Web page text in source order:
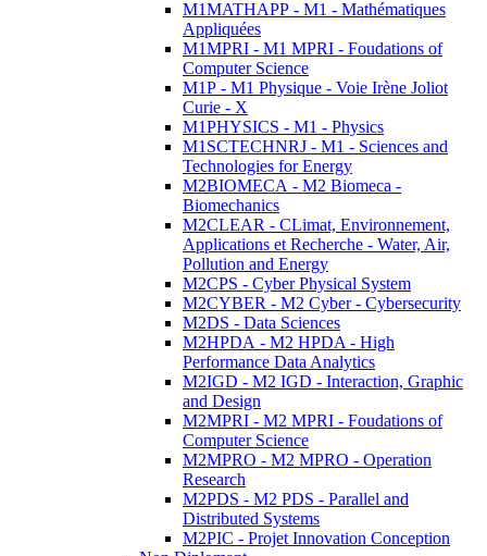
M1MATHAPP - M1 - Mathématiques
Appliquées
M1MPRI - M1 MPRI - Foudations of
Computer Science
M1P - M1 Physique - Voie Irène Joliot
Curie - X
M1PHYSICS - M1 - Physics
M1SCTECHNRJ - M1 - Sciences and
Technologies for Energy
M2BIOMECA - M2 Biomeca -
Biomechanics
M2CLEAR - CLimat, Environnement,
Applications et Recherche - Water, Air,
Pollution and Energy
M2CPS - Cyber Physical System
M2CYBER - M2 Cyber - Cybersecurity
M2DS - Data Sciences
M2HPDA - M2 HPDA - High
Performance Data Analytics
M2IGD - M2 IGD - Interaction, Graphic
and Design
M2MPRI - M2 MPRI - Foudations of
Computer Science
M2MPRO - M2 MPRO - Operation
Research
M2PDS - M2 PDS - Parallel and
Distributed Systems
M2PIC - Projet Innovation Conception